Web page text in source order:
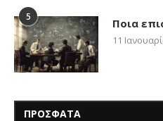
5 Ποια
11
ΠΡΟΣΦΑΤΑ